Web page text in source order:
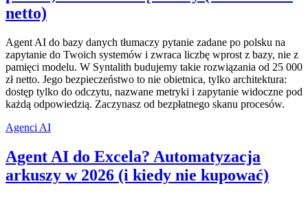
netto)
Agent AI do bazy danych tłumaczy pytanie zadane po polsku na
zapytanie do Twoich systemów i zwraca liczbę wprost z bazy, nie z
pamięci modelu. W Syntalith budujemy takie rozwiązania od 25 000
zł netto. Jego bezpieczeństwo to nie obietnica, tylko architektura:
dostęp tylko do odczytu, nazwane metryki i zapytanie widoczne pod
każdą odpowiedzią. Zaczynasz od bezpłatnego skanu procesów.
Agenci AI
Agent AI do Excela? Automatyzacja
arkuszy w 2026 (i kiedy nie kupować)